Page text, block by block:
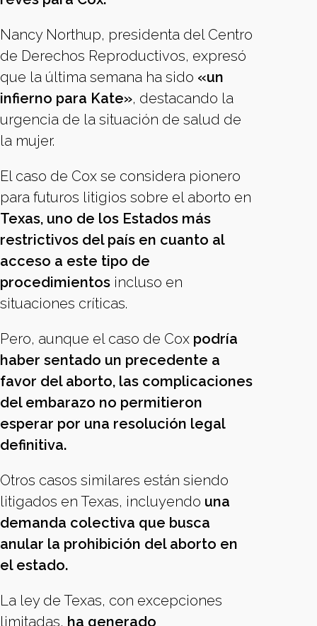
Nancy Northup, presidenta del Centro
de Derechos Reproductivos, expresó
que la última semana ha sido «un
infierno para Kate», destacando la
urgencia de la situación de salud de
la mujer.
El caso de Cox se considera pionero
para futuros litigios sobre el aborto en
Texas, uno de los Estados más
restrictivos del país en cuanto al
acceso a este tipo de
procedimientos incluso en
situaciones críticas.
Pero, aunque el caso de Cox podría
haber sentado un precedente a
favor del aborto, las complicaciones
del embarazo no permitieron
esperar por una resolución legal
definitiva.
Otros casos similares están siendo
litigados en Texas, incluyendo una
demanda colectiva que busca
anular la prohibición del aborto en
el estado.
La ley de Texas, con excepciones
limitadas, ha generado